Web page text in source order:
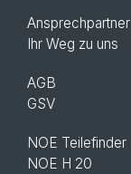
Ansprechpartner
Ihr Weg zu uns
AGB
GSV
NOE Teilefinder
NOE H 20